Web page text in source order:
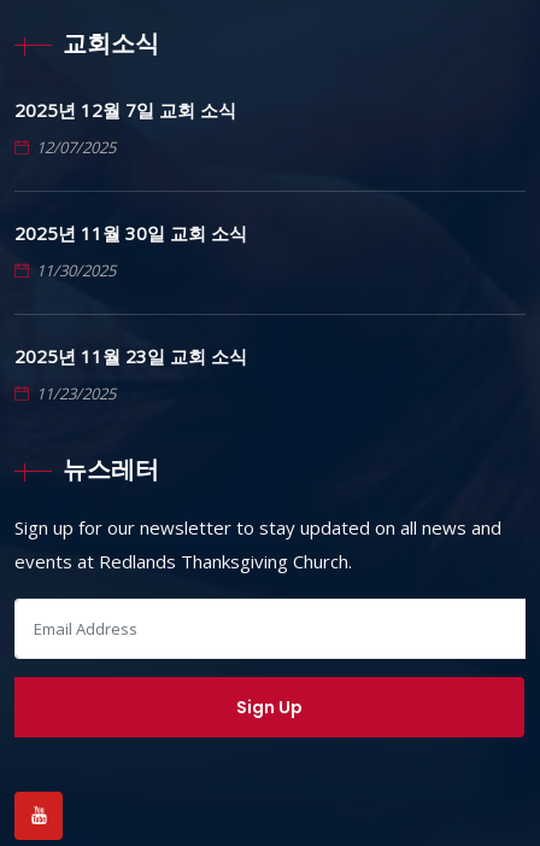
교회소식
2025년 12월 7일 교회 소식
12/07/2025
2025년 11월 30일 교회 소식
11/30/2025
2025년 11월 23일 교회 소식
11/23/2025
뉴스레터
Sign up for our newsletter to stay updated on all news and
events at Redlands Thanksgiving Church.